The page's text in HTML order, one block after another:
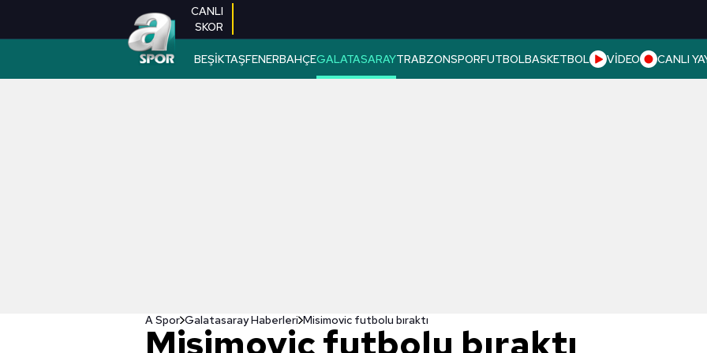
CANLI
SKOR
BEŞİKTAŞFENERBAHÇEGALATASARAYTRABZONSPORFUTBOLBASKETBOL VİDEO CANLI
A Spor Galatasaray Haberleri Misimovic futbolu bıraktı
Misimovic futbolu bıraktı